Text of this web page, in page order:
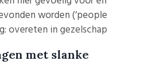
worden (‘people
overeten in gezelschap
met slanke